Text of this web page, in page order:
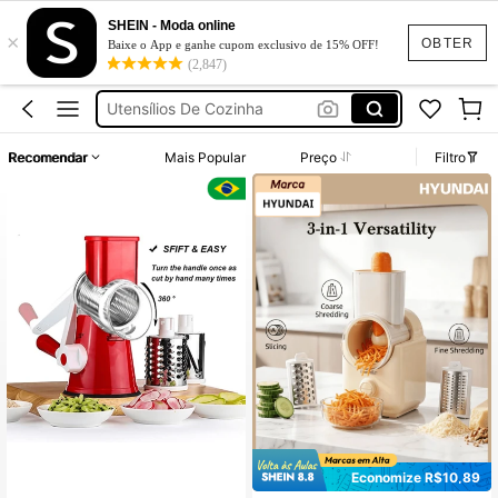
OBTER
×
SHEIN - Moda online
Baixe o App e ganhe cupom exclusivo de 15% OFF!
(2,847)
Cortador De Legumes Multifuncional
Utensílios De Cozinha
Ralador De Verduras E Legumes
Cortador De Legumes Multifuncional
Recomendar Mais Popular Preço Filtro
Economize R$10,89